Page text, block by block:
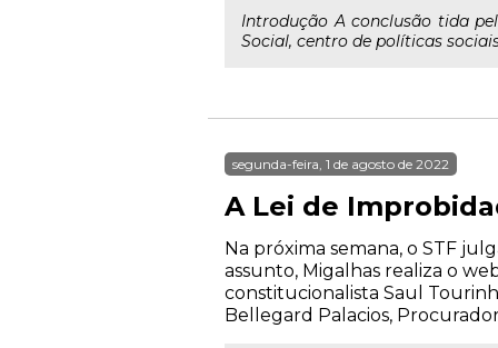
Introdução A conclusão tida
Social, centro de políticas
segunda-feira, 1 de agosto de 2022
A Lei de
Na próxima semana, o STF
assunto, Migalhas realiza o
constitucionalista Saul
Bellegard Palacios,